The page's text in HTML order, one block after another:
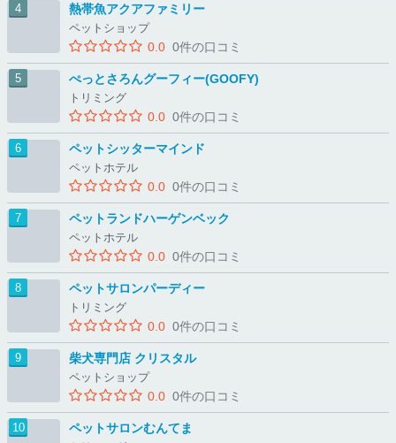
熱帯魚アクアファミリー
ペットショップ
0.0 0件の口コミ
ぺっとさろんグーフィー(GOOFY)
トリミング
0.0 0件の口コミ
ペットシッターマインド
ペットホテル
0.0 0件の口コミ
ペットランドハーゲンベック
ペットホテル
0.0 0件の口コミ
ペットサロンパーディー
トリミング
0.0 0件の口コミ
柴犬専門店 クリスタル
ペットショップ
0.0 0件の口コミ
ペットサロンむんてま